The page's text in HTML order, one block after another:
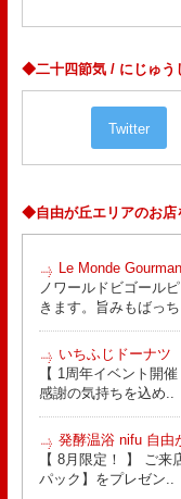
◆二十四節気 / にじゅう
Twitter
◆自由が丘エリアのお店
Le Monde
ノワールドビゴール
きます。旨みもばっ
いちふじドーナツ
【 1周年イベント開
感謝の気持ちを込め..
発酵温浴 nifu 自由
【 8月限定！ 】 ご
パック】をプレゼン..